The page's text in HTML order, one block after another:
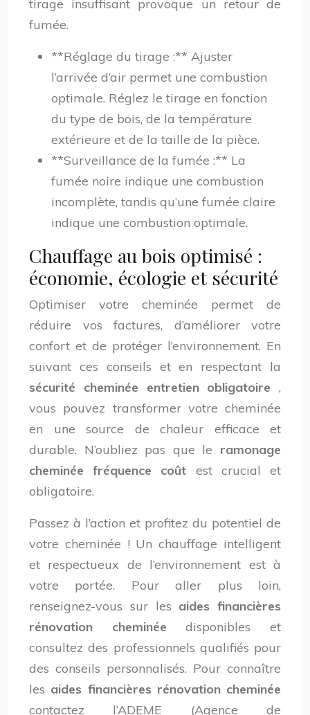
tirage insuffisant provoque un retour de
fumée.
**Réglage du tirage :** Ajuster
l’arrivée d’air permet une combustion
optimale. Réglez le tirage en fonction
du type de bois, de la température
extérieure et de la taille de la pièce.
**Surveillance de la fumée :** La
fumée noire indique une combustion
incomplète, tandis qu’une fumée claire
indique une combustion optimale.
Chauffage au bois optimisé :
économie, écologie et sécurité
Optimiser votre cheminée permet de
réduire vos factures, d’améliorer votre
confort et de protéger l’environnement. En
suivant ces conseils et en respectant la
sécurité cheminée entretien obligatoire ,
vous pouvez transformer votre cheminée
en une source de chaleur efficace et
durable. N’oubliez pas que le ramonage
cheminée fréquence coût est crucial et
obligatoire.
Passez à l’action et profitez du potentiel de
votre cheminée ! Un chauffage intelligent
et respectueux de l’environnement est à
votre portée. Pour aller plus loin,
renseignez-vous sur les aides financières
rénovation cheminéedisponibles et
consultez des professionnels qualifiés pour
des conseils personnalisés. Pour connaître
les aides financières rénovation cheminée
contactez l’ADEME (Agence de